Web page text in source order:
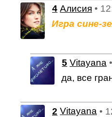
4 Алисия •
Игра сине-
5 Vitayana
да, все
2 Vitayana •